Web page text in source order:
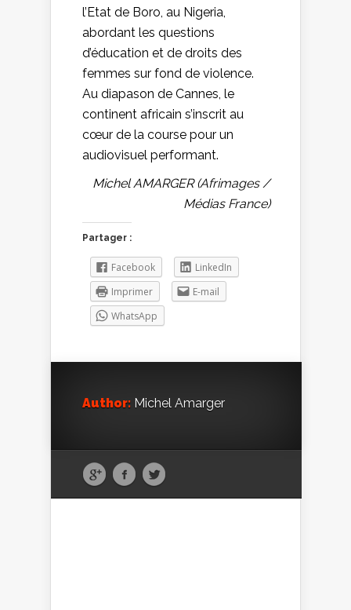
l’Etat de Boro, au Nigeria,
abordant les questions
d’éducation et de droits des
femmes sur fond de violence.
Au diapason de Cannes, le
continent africain s’inscrit au
cœur de la course pour un
audiovisuel performant.
Michel AMARGER (Afrimages /
Médias France)
Partager :
Facebook
LinkedIn
Imprimer
E-mail
WhatsApp
Author: Michel Amarger